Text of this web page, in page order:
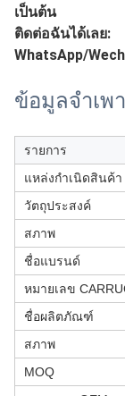
เป็นต้น
ติดต่อฉันได้เลย:
WhatsApp/
ข้อมูลจำเพ
รายการ
แหล่งกำเนิดสินค้า
วัตถุประสงค์
สภาพ
ชื่อแบรนด์
หมายเลข
ชื่อผลิตภัณฑ์
สภาพ
MOQ